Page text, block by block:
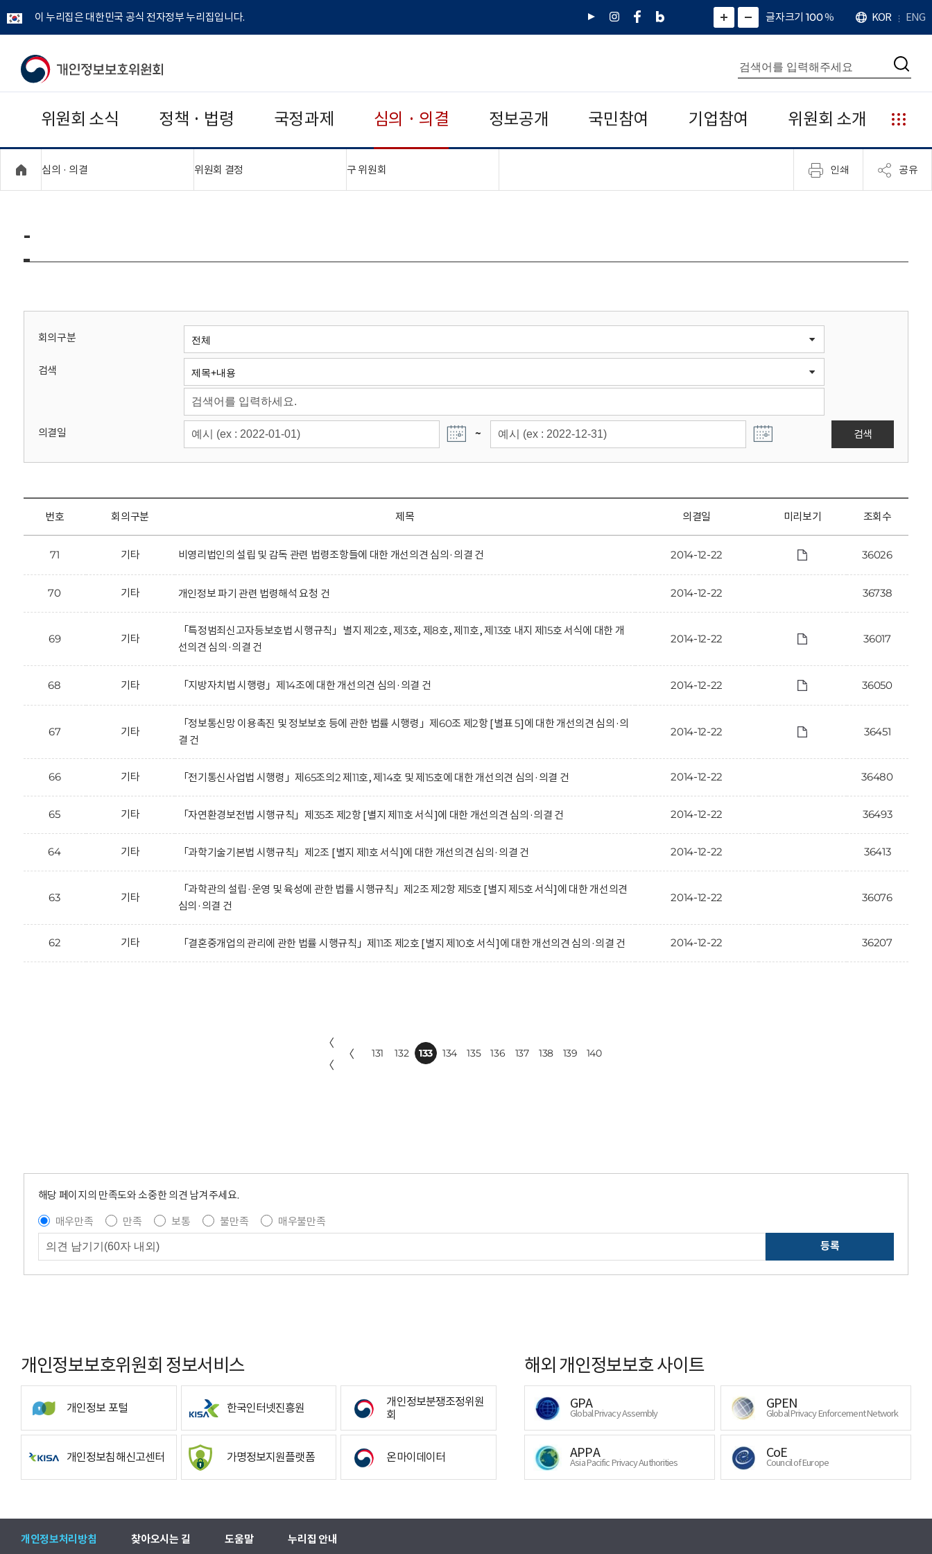
이 누리집은 대한민국 공식 전자정부 누리집입니다.
유
인
페
네
그
)
화
면
면
소
확
대
치
글자크기 100%
언
어
KOR ENG
개
보
보
위
회
통
합
검
색
검
위원회 소식 정책 · 법령 국정과제 심의 · 의결 정보공개 국민참여 기업참여 위원회 소개
누
리
집
안
심의 · 의결 위원회 결정 구 위원회 인쇄 공유
-
회의구분
검색
의결일 ~ 검색
번호 회의구분 제목 의결일 미리보기 조회수
71 기타 비영리법인의 설립 및 감독 관련 법령조항들에 대한 개선의견 심의·의결 건 2014-12-22 36026
70 기타 개인정보 파기 관련 법령해석 요청 건 2014-12-22 36738
69 기타
「특정범죄신고자등보호법 시행규칙」별지 제2호, 제3호, 제8호, 제11호, 제13호 내지 제15호 서식에 대한 개
선의견 심의·의결 건
2014-12-22 36017
68 기타 「지방자치법 시행령」제14조에 대한 개선의견 심의·의결 건 2014-12-22 36050
67 기타
「정보통신망 이용촉진 및 정보보호 등에 관한 법률 시행령」제60조 제2항 [별표 5]에 대한 개선의견 심의·의
결 건
2014-12-22 36451
66 기타 「전기통신사업법 시행령」제65조의2 제11호, 제14호 및 제15호에 대한 개선의견 심의·의결 건 2014-12-22 36480
65 기타 「자연환경보전법 시행규칙」제35조 제2항 [별지 제11호 서식]에 대한 개선의견 심의·의결 건 2014-12-22 36493
64 기타 「과학기술기본법 시행규칙」제2조 [별지 제1호 서식]에 대한 개선의견 심의·의결 건 2014-12-22 36413
63 기타
「과학관의 설립·운영 및 육성에 관한 법률 시행규칙」제2조 제2항 제5호 [별지 제5호 서식]에 대한 개선의견
심의·의결 건
2014-12-22 36076
62 기타 「결혼중개업의 관리에 관한 법률 시행규칙」제11조 제2호 [별지 제10호 서식]에 대한 개선의견 심의·의결 건 2014-12-22 36207
〈
〈
〈 131 132 133 134 135 136 137 138 139 140
해당 페이지의 만족도와 소중한 의견 남겨주세요.
매우만족
만족 보통 불만족
매우불만족
등록
개인정보보호위원회 정보서비스
개인정보 포털 한국인터넷진흥원
개인정보분쟁조정위원
회
개인정보침해신고센터 가명정보지원플랫폼 온마이데이터
해외 개인정보보호 사이트
GPA
Global Privacy Assembly
GPEN
Global Privacy Enforcement Network
APPA
Asia Pacific Privacy Authorities
CoE
Council of Europe
개인정보처리방침 찾아오시는 길 도움말 누리집 안내